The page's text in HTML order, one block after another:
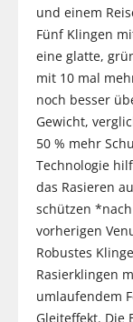
und einem
Fünf Klingen
eine glatte,
mit 10 mal
noch besser
Gewicht,
50 % mehr
Technologie
das Rasieren
schützen
vorherigen
Robustes
Rasierklingen
umlaufendem
Gleiteffekt. Die